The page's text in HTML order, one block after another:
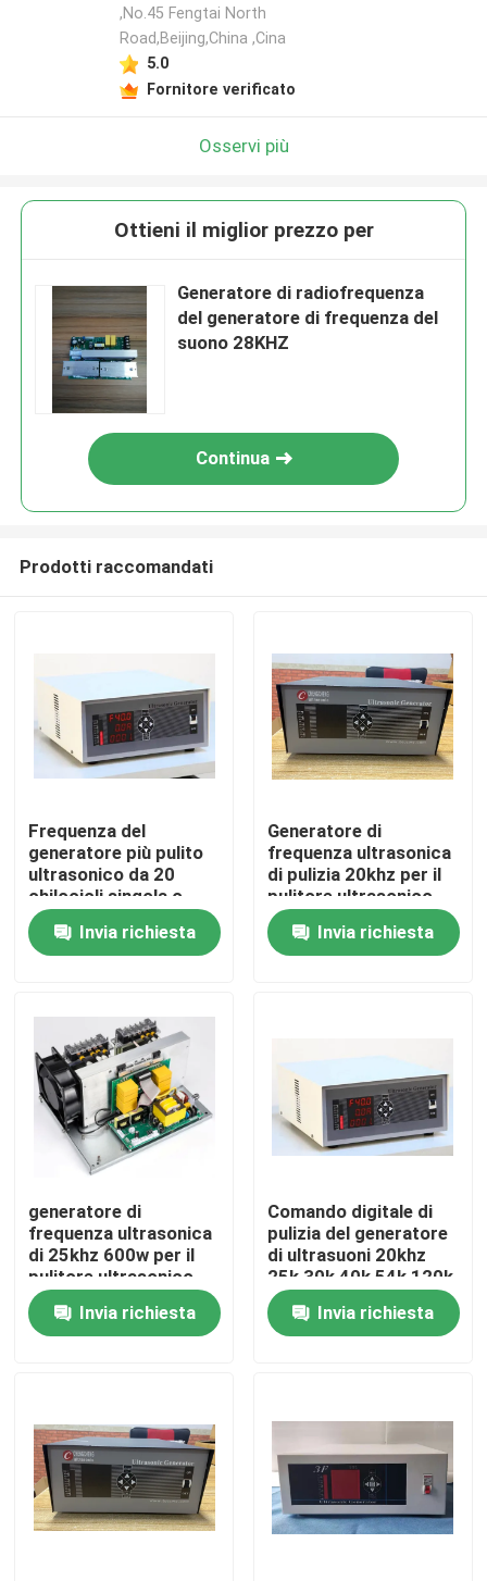
Casa
Prodotti
Circa noi
Giro della fabbrica
Controllo di qualità
Contattici
Trasduttore ad ultrasuoni pulizia
Trasduttore ad ultrasuoni ad alta potenza
,No.45 Fengtai North
Road,Beijing,China ,Cina
5.0
Fornitore verificato
Osservi più
Ottieni il miglior prezzo per
Generatore di radiofrequenza
del generatore di frequenza del
suono 28KHZ
Continua
Prodotti raccomandati
Frequenza del
generatore più pulito
ultrasonico da 20
chilocicli singola o
multi
Invia richiesta
Generatore di
frequenza ultrasonica
di pulizia 20khz per il
pulitore ultrasonico
Invia richiesta
generatore di
frequenza ultrasonica
di 25khz 600w per il
pulitore ultrasonico
Invia richiesta
Comando digitale di
pulizia del generatore
di ultrasuoni 20khz
25k 30k 40k 54k 120k
2000k
Invia richiesta